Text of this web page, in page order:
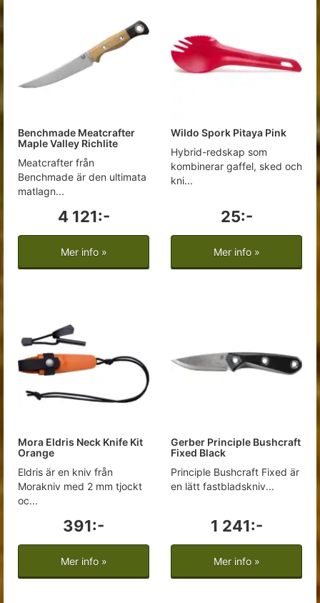
Benchmade Meatcrafter
Maple Valley Richlite
Meatcrafter från
Benchmade är den ultimata
matlagn...
4 121:-
Mer info »
Wildo Spork Pitaya Pink
Hybrid-redskap som
kombinerar gaffel, sked och
kni...
25:-
Mer info »
Mora Eldris Neck Knife Kit
Orange
Eldris är en kniv från
Morakniv med 2 mm tjockt
oc...
391:-
Mer info »
Gerber Principle Bushcraft
Fixed Black
Principle Bushcraft Fixed är
en lätt fastbladskniv...
1 241:-
Mer info »